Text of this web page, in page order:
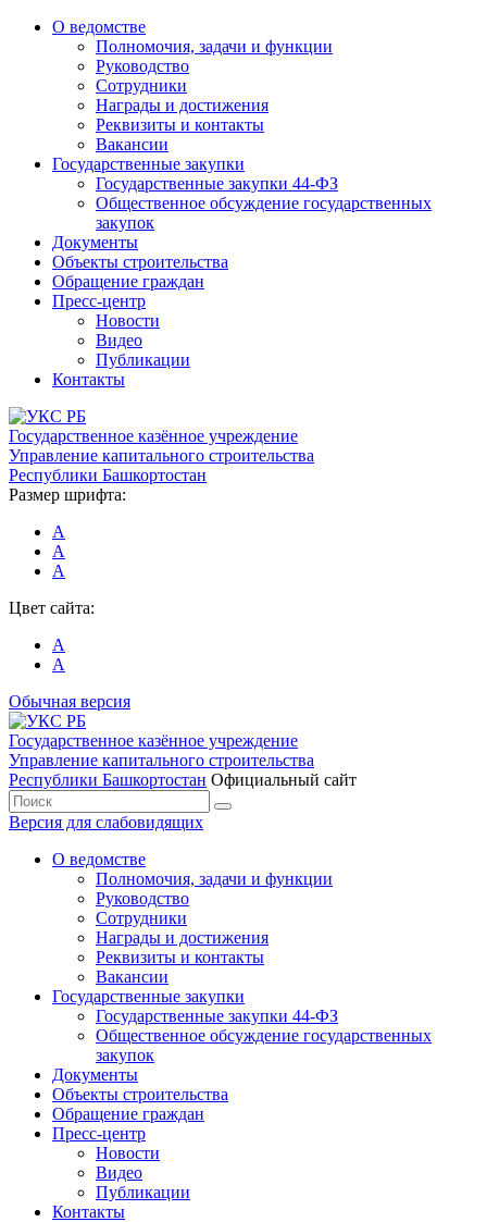
О ведомстве
Полномочия, задачи и функции
Руководство
Сотрудники
Награды и достижения
Реквизиты и контакты
Вакансии
Государственные закупки
Государственные закупки 44-ФЗ
Общественное обсуждение государственных
закупок
Документы
Объекты строительства
Обращение граждан
Пресс-центр
Новости
Видео
Публикации
Контакты
Государственное казённое учреждение
Управление капитального строительства
Республики Башкортостан
Размер шрифта:
А
А
А
Цвет сайта:
А
А
Обычная версия
Государственное казённое учреждение
Управление капитального строительства
Республики Башкортостан Официальный сайт
Версия для слабовидящих
О ведомстве
Полномочия, задачи и функции
Руководство
Сотрудники
Награды и достижения
Реквизиты и контакты
Вакансии
Государственные закупки
Государственные закупки 44-ФЗ
Общественное обсуждение государственных
закупок
Документы
Объекты строительства
Обращение граждан
Пресс-центр
Новости
Видео
Публикации
Контакты